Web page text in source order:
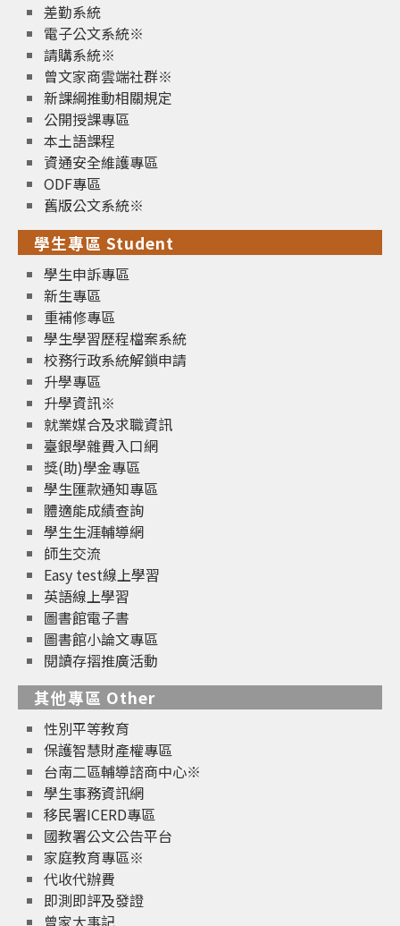
差勤系統
電子公文系統※
請購系統※
曾文家商雲端社群※
新課綱推動相關規定
公開授課專區
本土語課程
資通安全維護專區
ODF專區
舊版公文系統※
學生專區 Student
學生申訴專區
新生專區
重補修專區
學生學習歷程檔案系統
校務行政系統解鎖申請
升學專區
升學資訊※
就業媒合及求職資訊
臺銀學雜費入口網
獎(助)學金專區
學生匯款通知專區
體適能成績查詢
學生生涯輔導網
師生交流
Easy test線上學習
英語線上學習
圖書館電子書
圖書館小論文專區
閱讀存摺推廣活動
其他專區 Other
性別平等教育
保護智慧財產權專區
台南二區輔導諮商中心※
學生事務資訊網
移民署ICERD專區
國教署公文公告平台
家庭教育專區※
代收代辦費
即測即評及發證
曾家大事記